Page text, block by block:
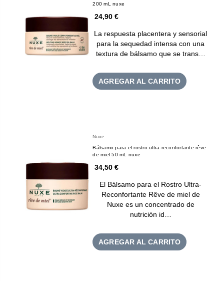
200 mL nuxe
24,90 €
La respuesta placentera y sensorial
para la sequedad intensa con una
textura de bálsamo que se trans…
AGREGAR AL CARRITO
Nuxe
Bálsamo para el rostro ultra-reconfortante rêve
de miel 50 mL nuxe
34,50 €
El Bálsamo para el Rostro Ultra-
Reconfortante Rêve de miel de
Nuxe es un concentrado de
nutrición id…
AGREGAR AL CARRITO